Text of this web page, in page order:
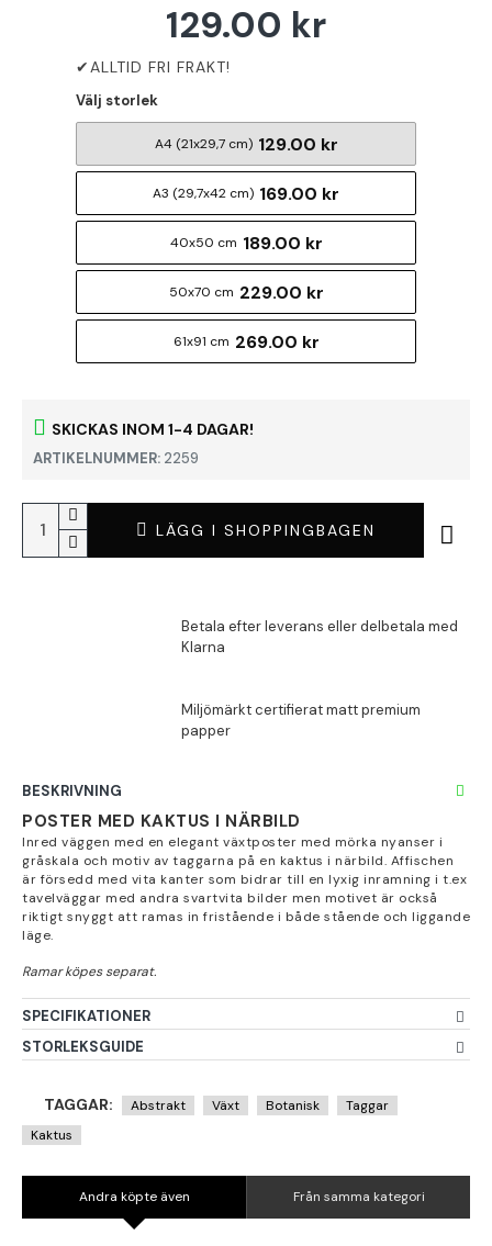
SKICKAS INOM 1-4 DAGAR!
ARTIKELNUMMER: 2259
129.00 kr
Välj storlek
A4 (21x29,7 cm) 129.00 kr
A3 (29,7x42 cm) 169.00 kr
40x50 cm 189.00 kr
50x70 cm 229.00 kr
61x91 cm 269.00 kr
LÄGG I SHOPPINGBAGEN
BESKRIVNING
POSTER MED KAKTUS I NÄRBILD
Inred väggen med en elegant växtposter med mörka nyanser i
gråskala och motiv av taggarna på en kaktus i närbild. Affischen
är försedd med vita kanter som bidrar till en lyxig inramning i t.ex
tavelväggar med andra svartvita bilder men motivet är också
riktigt snyggt att ramas in fristående i både stående och liggande
läge.
SPECIFIKATIONER
STORLEKSGUIDE
TAGGAR: Abstrakt Växt Botanisk
Taggar
Kaktus
Andra köpte även Från samma kategori